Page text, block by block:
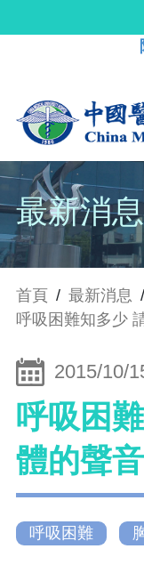
最新消息
首頁 / 最新消息 /
呼吸困難知多少
2015/10/
呼吸困
體的聲音
呼吸困難